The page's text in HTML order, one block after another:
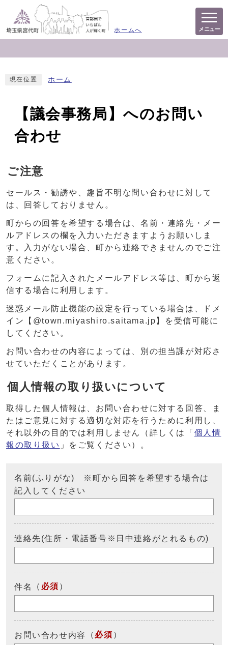
ホームへ メニュー
現在位置 ホーム
【議会事務局】へのお問い
合わせ
ご注意
セールス・勧誘や、趣旨不明な問い合わせに対して
は、回答しておりません。
町からの回答を希望する場合は、名前・連絡先・メー
ルアドレスの欄を入力いただきますようお願いしま
す。入力がない場合、町から連絡できませんのでご注
意ください。
フォームに記入されたメールアドレス等は、町から返
信する場合に利用します。
迷惑メール防止機能の設定を行っている場合は、ドメ
イン【@town.miyashiro.saitama.jp】を受信可能に
してください。
お問い合わせの内容によっては、別の担当課が対応さ
せていただくことがあります。
個人情報の取り扱いについて
取得した個人情報は、お問い合わせに対する回答、ま
たはご意見に対する適切な対応を行うために利用し、
それ以外の目的では利用しません（詳しくは「 個人情
報の取り扱い 」をご覧ください）。
名前(ふりがな) ※町から回答を希望する場合は
記入してください
連絡先(住所・電話番号※日中連絡がとれるもの)
件名 （ 必須 ）
お問い合わせ内容 （ 必須 ）